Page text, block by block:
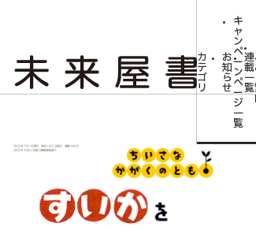
カ
テ
ゴ
リ
お
知
ら
せ
キ
ャ
ン
ペ
ー
ン
ペ
ー
ジ
一
覧
連
載
一
覧
<ちいさなかが